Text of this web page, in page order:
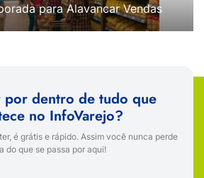
para Alavancar Vendas
dentro de tudo que
no InfoVarejo?
é grátis e rápido. Assim você nunca perde
do que se passa por aqui!